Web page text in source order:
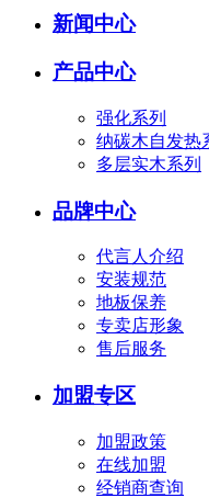
新闻中心
产品中心
强化系列
纳碳木自发热
多层实木系列
品牌中心
代言人介绍
安装规范
地板保养
专卖店形象
售后服务
加盟专区
加盟政策
在线加盟
经销商查询